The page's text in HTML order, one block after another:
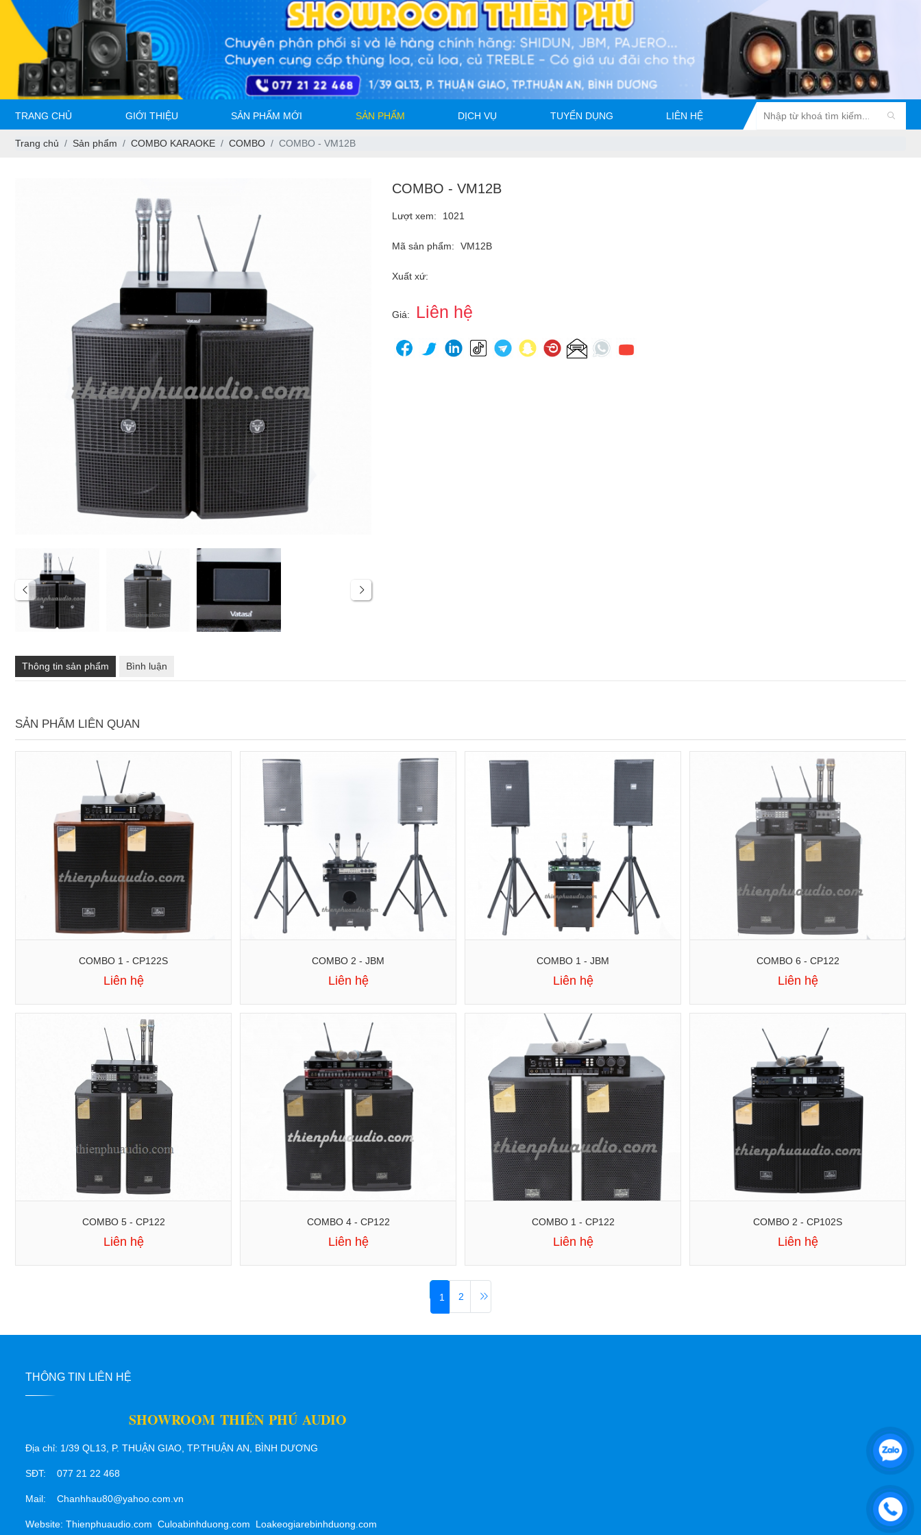
TRANG CHỦ GIỚI THIỆU SẢN PHẨM MỚI SẢN PHẨM DỊCH VỤ TUYỂN DỤNG LIÊN HỆ
Trang chủ Sản phẩm COMBO KARAOKE COMBO COMBO - VM12B
COMBO - VM12B
Lượt xem: 1021
Mã sản phẩm: VM12B
Xuất xứ:
Giá: Liên hệ
Thông tin sản phẩm Bình luận
SẢN PHẨM LIÊN QUAN
COMBO 1 - CP122S
Liên hệ
COMBO 2 - JBM
Liên hệ
COMBO 1 - JBM
Liên hệ
COMBO 6 - CP122
Liên hệ
COMBO 5 - CP122
Liên hệ
COMBO 4 - CP122
Liên hệ
COMBO 1 - CP122
Liên hệ
COMBO 2 - CP102S
Liên hệ
1 2
THÔNG TIN LIÊN HỆ
SHOWROOM THIÊN PHÚ AUDIO
Địa chỉ: 1/39 QL13, P. THUẬN GIAO, TP.THUẬN AN, BÌNH DƯƠNG
SĐT: 077 21 22 468
Mail: Chanhhau80@yahoo.com.vn
Website: Thienphuaudio.com Culoabinhduong.com Loakeogiarebinhduong.com